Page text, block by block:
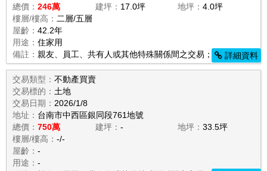
總價： 246萬 建坪： 17.0坪 地坪：4.0坪
樓層/樓高： 二層/五層
屋齡： 42.2年
用途： 住家用
備註： 親友、員工、共有人或其他特殊關係間之交易； 詳細資料
交易類型： 不動產買賣
交易標的： 土地
交易日期： 2026/1/8
地址： 台南市中西區銀同段761地號
總價： 750萬 建坪： - 地坪：33.5坪
樓層/樓高： -/-
屋齡： -
用途： -